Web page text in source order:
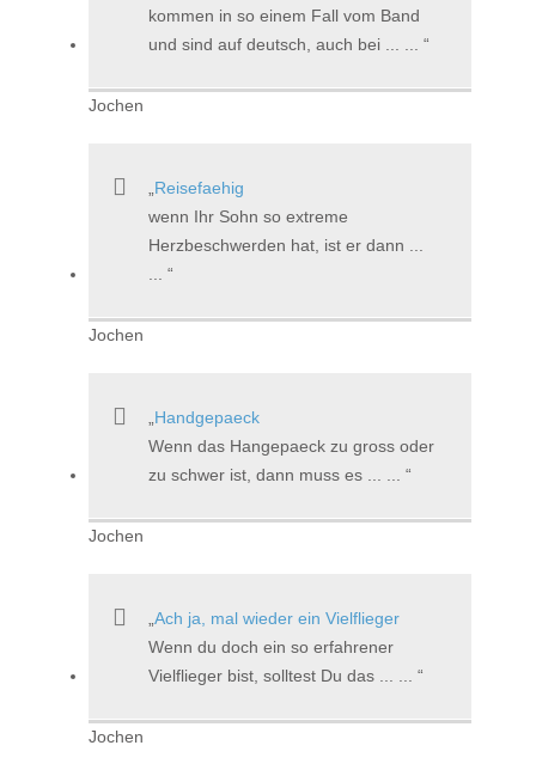
kommen in so einem Fall vom Band
und sind auf deutsch, auch bei ... ...
Jochen
Reisefaehig
wenn Ihr Sohn so extreme
Herzbeschwerden hat, ist er dann ...
Jochen
Handgepaeck
Wenn das Hangepaeck zu gross oder
zu schwer ist, dann muss es ... ...
Jochen
Ach ja, mal wieder ein Vielflieger
Wenn du doch ein so erfahrener
Vielflieger bist, solltest Du das ... ...
Jochen